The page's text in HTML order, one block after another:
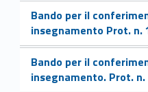
Link identifier #identifier__128529-137
Bando per il
insegnamento Prot. n.
Link identifier #identifier__35376-139
Bando per il
insegnamento. Prot.